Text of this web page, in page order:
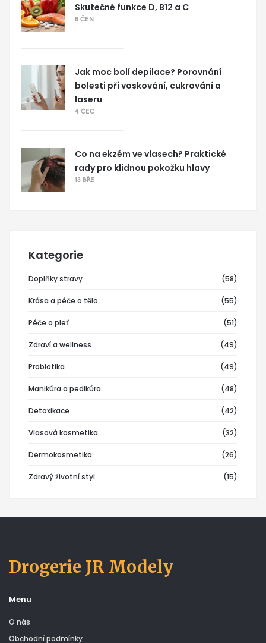
Skutečné funkce D, B12 a C
8 ČEN
Jak moc bolí depilace? Porovnání
bolesti při voskování, cukrování a
laseru
4 ČEC
Co na ekzém ve vlasech? Praktické
rady pro klidnou pokožku hlavy
13 BŘE
Kategorie
Doplňky stravy (58)
Krása a péče o tělo (55)
Péče o pleť (51)
Zdraví a wellness (49)
Probiotika (49)
Manikúra a pedikúra (48)
Detoxikace (42)
Vlasová kosmetika (32)
Dermokosmetika (26)
Zdravý životní styl (15)
Drogerie JR Modely
Menu
O nás
Obchodní podmínky